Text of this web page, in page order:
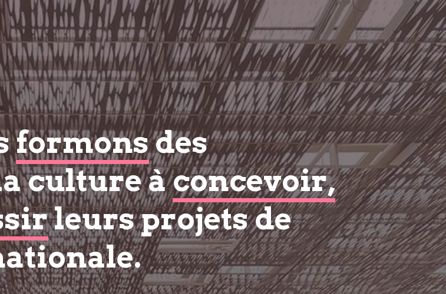
formonsdes
culture àconcevoir,
leurs projets de